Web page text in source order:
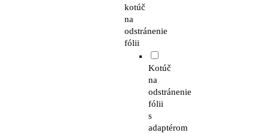
kotúč
na
odstránenie
fólii
Kotúč
na
odstránenie
fólii
s
adaptérom